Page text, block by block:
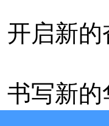
启新的
写新的